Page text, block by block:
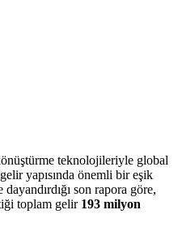
teknolojileriyle global
yapısında önemli bir eşik
son rapora göre,
toplam gelir 193 milyon